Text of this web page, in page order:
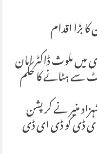
بڑا اقدام
میں ملوث ڈاکٹر امان
سے ہٹانے کا حکم
منیر نے کرپشن
ڈی کو ڈی ای ڈی